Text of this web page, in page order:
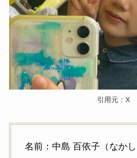
引用元：X
名前：中島 百依子（なかし